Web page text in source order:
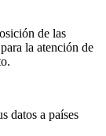
de las
la atención de
datos a países